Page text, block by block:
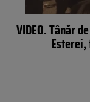
VIDEO. Tânăr